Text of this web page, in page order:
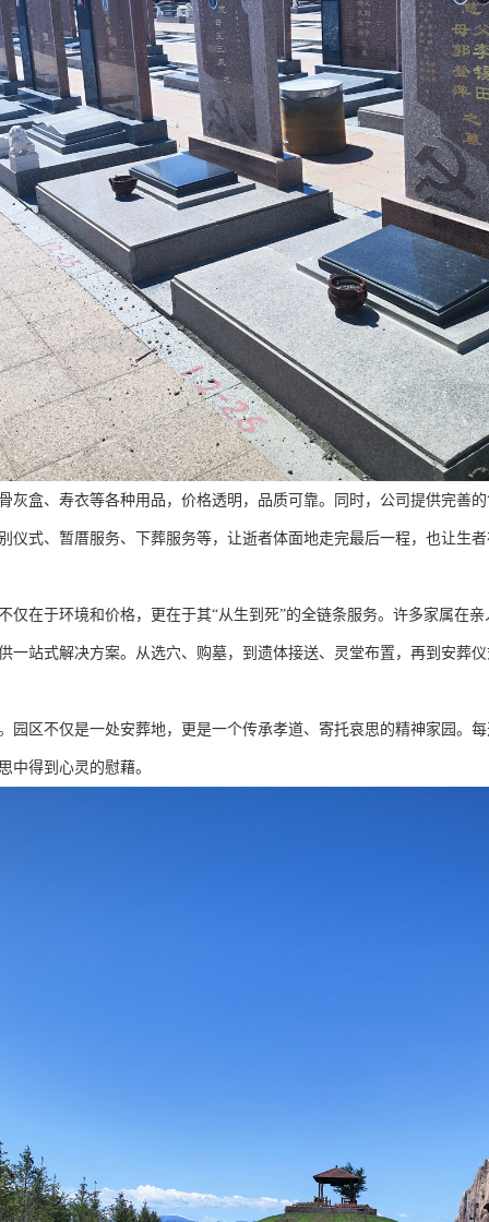
灰盒、寿衣等各种用品，价格透明，品质可靠。同时，公司提供完善
仪式、暂厝服务、下葬服务等，让逝者体面地走完最后一程，也让生者
仅在于环境和价格，更在于其“从生到死”的全链条服务。许多家属在
一站式解决方案。从选穴、购墓，到遗体接送、灵堂布置，再到安葬
园区不仅是一处安葬地，更是一个传承孝道、寄托哀思的精神家园。
中得到心灵的慰藉。